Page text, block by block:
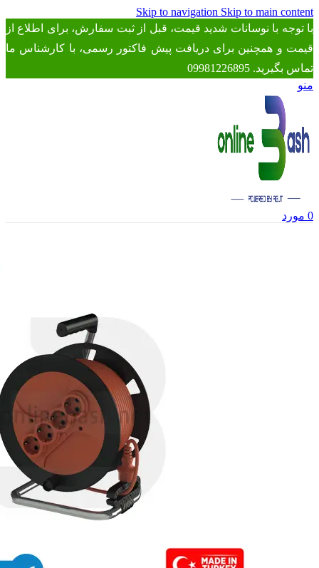
Skip to navigation Skip to main content
با توجه با نوسانات شدید قیمت، قبل از ثبت سفارش، برای اطلاع از
قیمت و همچنین برای دریافت پیش فاکتور رسمی، با کارشناس ما
تماس بگیرید. 09981226895
منو
0 مورد